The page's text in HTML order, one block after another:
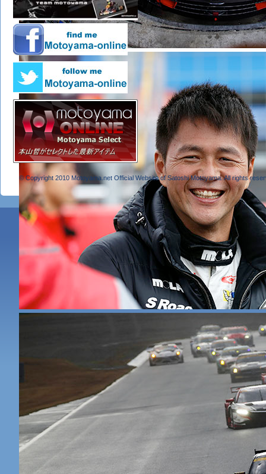
© Copyright 2010 Motoyama.net Official Website of Satoshi Motoyama. All rights